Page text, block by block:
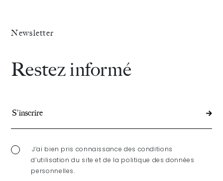
Newsletter
Restez informé
J’ai bien pris connaissance des conditions
d’utilisation du site et de la politique des données
personnelles.